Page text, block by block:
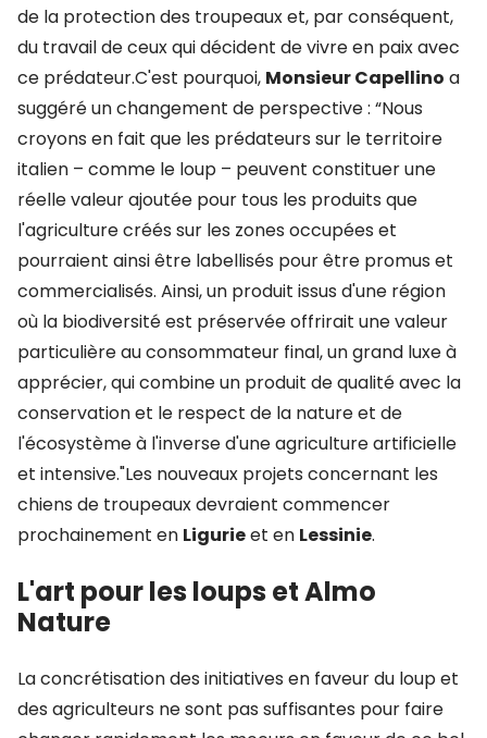
de la protection des troupeaux et, par conséquent,
du travail de ceux qui décident de vivre en paix avec
ce prédateur.C'est pourquoi, Monsieur Capellino a
suggéré un changement de perspective : “Nous
croyons en fait que les prédateurs sur le territoire
italien – comme le loup – peuvent constituer une
réelle valeur ajoutée pour tous les produits que
l'agriculture créés sur les zones occupées et
pourraient ainsi être labellisés pour être promus et
commercialisés. Ainsi, un produit issus d'une région
où la biodiversité est préservée offrirait une valeur
particulière au consommateur final, un grand luxe à
apprécier, qui combine un produit de qualité avec la
conservation et le respect de la nature et de
l'écosystème à l'inverse d'une agriculture artificielle
et intensive."Les nouveaux projets concernant les
chiens de troupeaux devraient commencer
prochainement en Ligurieet en Lessinie.
L'art pour les loups et Almo
Nature
La concrétisation des initiatives en faveur du loup et
des agriculteurs ne sont pas suffisantes pour faire